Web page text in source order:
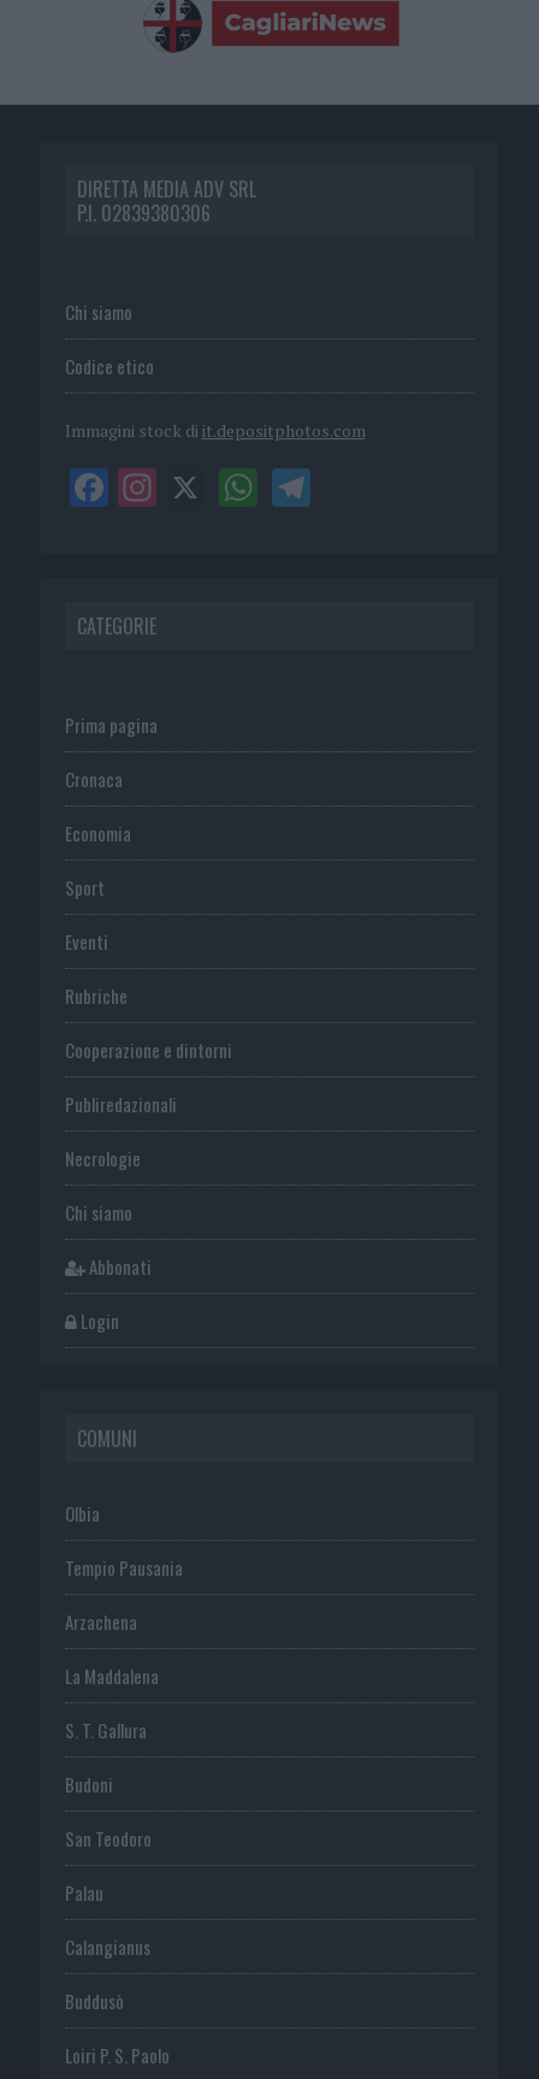
DIRETTA MEDIA ADV SRL
P.I. 02839380306
Chi siamo
Codice etico
Immagini stock di it.depositphotos.com
CATEGORIE
Prima pagina
Cronaca
Economia
Sport
Eventi
Rubriche
Cooperazione e dintorni
Publiredazionali
Necrologie
Chi siamo
Abbonati
Login
COMUNI
Olbia
Tempio Pausania
Arzachena
La Maddalena
S. T. Gallura
Budoni
San Teodoro
Palau
Calangianus
Buddusò
Loiri P. S. Paolo